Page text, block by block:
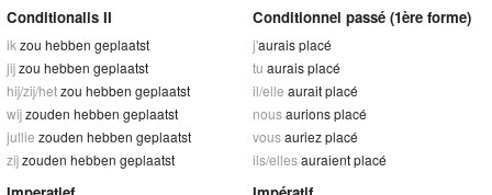
Conditionalis II
ik zou hebben geplaatst
jijzou hebben geplaatst
hij/zij/hetzou hebben geplaatst
wijzouden hebben geplaatst
jullie zouden hebben geplaatst
zijzouden hebben geplaatst
Conditionnel passé (1ère forme)
j'aurais placé
tu aurais placé
il/elle aurait placé
nousaurions placé
vousauriez placé
ils/ellesauraient placé